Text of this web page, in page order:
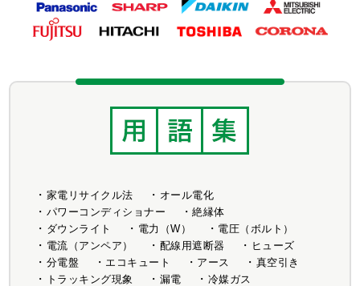
家電リサイクル法
オール電化
パワーコンディショナー
絶縁体
ダウンライト
電力（W）
電圧（ボルト）
電流（アンペア）
配線用遮断器
ヒューズ
分電盤
エコキュート アース
真空引き
トラッキング現象
漏電
冷媒ガス